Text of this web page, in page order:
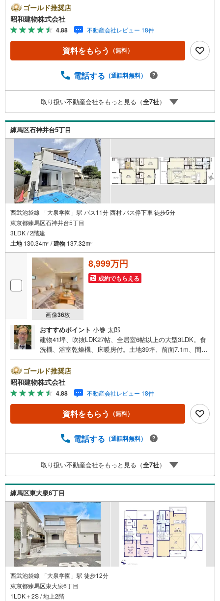
分。駅周辺はお買い物施設までも近く便利。 ・・・地域密
着昭和建物です・・・ 西荻窪に創業44年、地域密着の不
動産会社です。 不動産購入、買換えには、不安がつきも
の。 物件の選定や住宅ローンはもちろん地域密着だからこ
その情報をお伝え、ご提案いたします。 お気軽にご相
談、ご来社頂ける会社です。スタッフ一同、心よりお待ち
無二の不動産をお手伝いいたします。 キッズルーム充実・
検討頂けるようご案内しておりますのでぜひ、お気軽にお
問い合わせください。 営業時間: 9:00 - 20:00
ゴールド推奨店
昭和建物株式会社
4.88 不動産会社レビュー 18件
資料をもらう （無料）
電話する （通話料無料）
取り扱い不動産会社をもっと見る（全7社）
練馬区石神井台5丁目
西武池袋線 「大泉学園」駅 バス11分 西村 バス停下車 徒歩5分
東京都練馬区石神井台5丁目
3LDK / 2階建
土地130.34m2 /建物 137.32m2
画像36枚
8,999万円
成約でもらえる
おすすめポイント 小巻 太郎
建物41坪、吹抜LDK27帖、全居室6帖以上の大型3LDK。食
洗機、浴室乾燥機、床暖房付。土地39坪、前面7.1m、間口
た暮らしやすい住環境。 ・・・地域密着昭和建物で
す・・・ 西荻窪に創業44年、地域密着の不動産会社で
す。 不動産購入、買換えには、不安がつきもの。 物件の
選定や住宅ローンはもちろん地域密着だからこその情報を
お伝え、ご提案いたします。 お気軽にご相談、ご来社頂
ける会社です。スタッフ一同、心よりお待ちしておりま
産をお手伝いいたします。 キッズルーム充実・チャイルド-
ようご案内しておりますのでぜひ、お気軽にお問い合わせ
ください。 営業時間: 9:00 - 20:00
ゴールド推奨店
昭和建物株式会社
4.88 不動産会社レビュー 18件
資料をもらう （無料）
電話する （通話料無料）
取り扱い不動産会社をもっと見る（全7社）
練馬区東大泉6丁目
西武池袋線 「大泉学園」駅 徒歩12分
東京都練馬区東大泉6丁目
1LDK＋2S / 地上2階